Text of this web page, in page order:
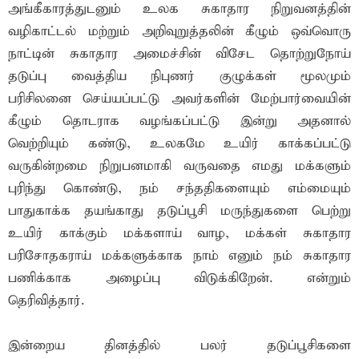
அங்கீகாரத்துடனும் உலக சுகாதார நிறுவனத்தின்
வழிகாட்டல் மற்றும் அறிவுறுத்தலின் கீழும் ஒவ்வொரு
நாட்டின் சுகாதார அமைச்சின் விசேட தொற்றுநோய்
தடுப்பு வைத்திய நிபுணர் குழுக்கள் மூலமும்
பரிசிலனை செய்யப்பட்டு அவர்களின் மேற்பார்வையின்
கீழும் தொடராக வழங்கப்பட்டு இன்று அதனால்
வெற்றியும் கண்டு, உலகமே உயிர் காக்கப்பட்டு
வருகின்றமை நிறுபனமாகி வருவதை எமது மக்களும்
புரிந்து கொண்டு, நம் சந்ததிகளையும் எம்மையும்
பாதுகாக்க தயங்காது தடுப்பூசி மருந்துகளை பெற்று
உயிர் காக்கும் மக்களாய் வாழ, மக்கள் சுகாதார
பரிசோதகராய் மக்களுக்காக நாம் எனும் நம் சுகாதார
பணிக்காக அழைப்பு விடுக்கிறேன். என்றும்
தெரிவித்தார்.
இன்றைய தினத்தில் பலர் தடுப்பூசிகளை